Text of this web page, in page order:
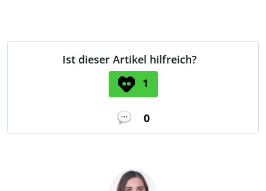
Ist dieser Artikel hilfreich?
1
0